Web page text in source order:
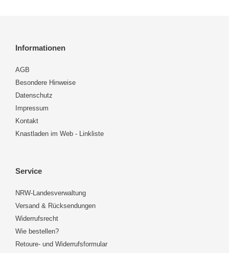
Informationen
AGB
Besondere Hinweise
Datenschutz
Impressum
Kontakt
Knastladen im Web - Linkliste
Service
NRW-Landesverwaltung
Versand & Rücksendungen
Widerrufsrecht
Wie bestellen?
Retoure- und Widerrufsformular